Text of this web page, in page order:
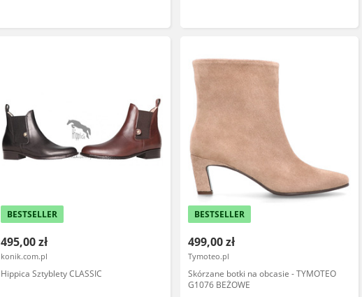
BESTSELLER
495,00 zł
konik.com.pl
Hippica Sztyblety CLASSIC
BESTSELLER
499,00 zł
Tymoteo.pl
Skórzane botki na obcasie - TYMOTEO
G1076 BEŻOWE